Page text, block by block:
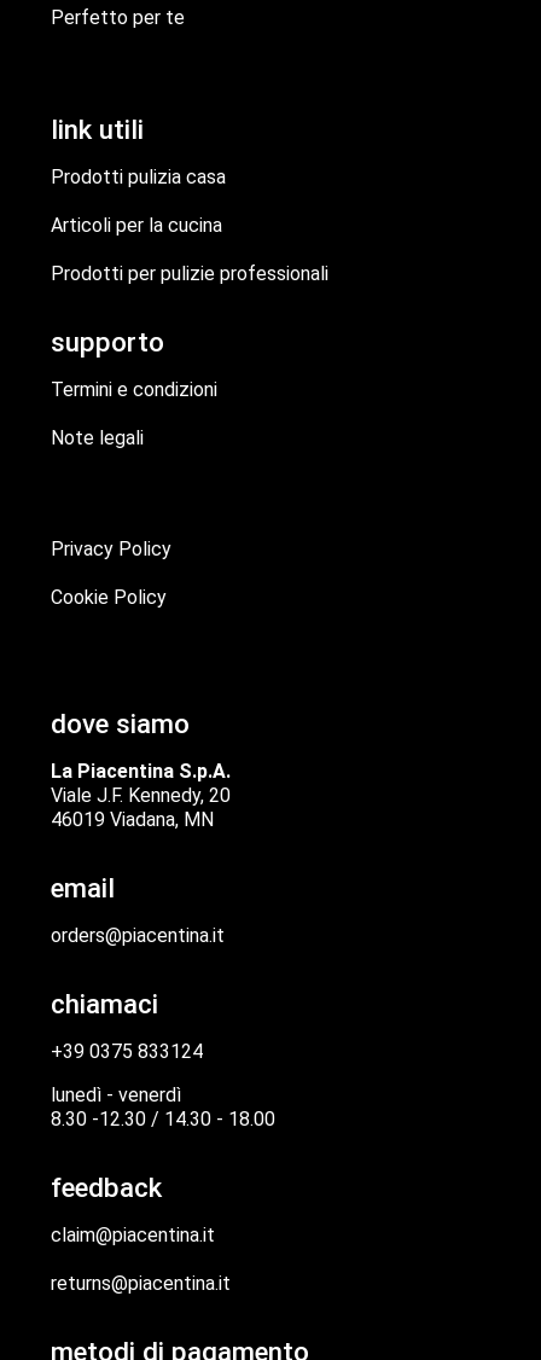
Perfetto per te
link utili
Prodotti pulizia casa
Articoli per la cucina
Prodotti per pulizie professionali
supporto
Termini e condizioni
Note legali
Privacy Policy
Cookie Policy
dove siamo
La Piacentina S.p.A.
Viale J.F. Kennedy, 20
46019 Viadana, MN
email
orders@piacentina.it
chiamaci
+39 0375 833124
lunedì - venerdì
8.30 -12.30 / 14.30 - 18.00
feedback
claim@piacentina.it
returns@piacentina.it
metodi di pagamento